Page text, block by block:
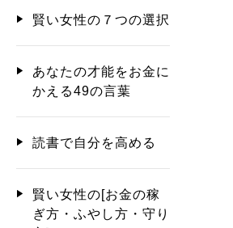
賢い女性の７つの選択
あなたの才能をお金に
かえる49の言葉
読書で自分を高める
賢い女性の[お金の稼
ぎ方・ふやし方・守り